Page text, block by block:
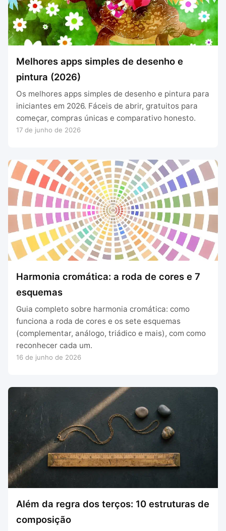
Melhores apps simples de desenho e
pintura (2026)
Os melhores apps simples de desenho e pintura para
iniciantes em 2026. Fáceis de abrir, gratuitos para
começar, compras únicas e comparativo honesto.
17 de junho de 2026
Harmonia cromática: a roda de cores e 7
esquemas
Guia completo sobre harmonia cromática: como
funciona a roda de cores e os sete esquemas
(complementar, análogo, triádico e mais), com como
reconhecer cada um.
16 de junho de 2026
Além da regra dos terços: 10 estruturas de
composição